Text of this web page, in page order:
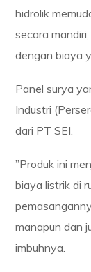
hidrolik
secara
dengan biaya
Panel surya
Industri
dari PT SEI.
”Produk ini
biaya listrik di
manapun dan
imbuhnya.